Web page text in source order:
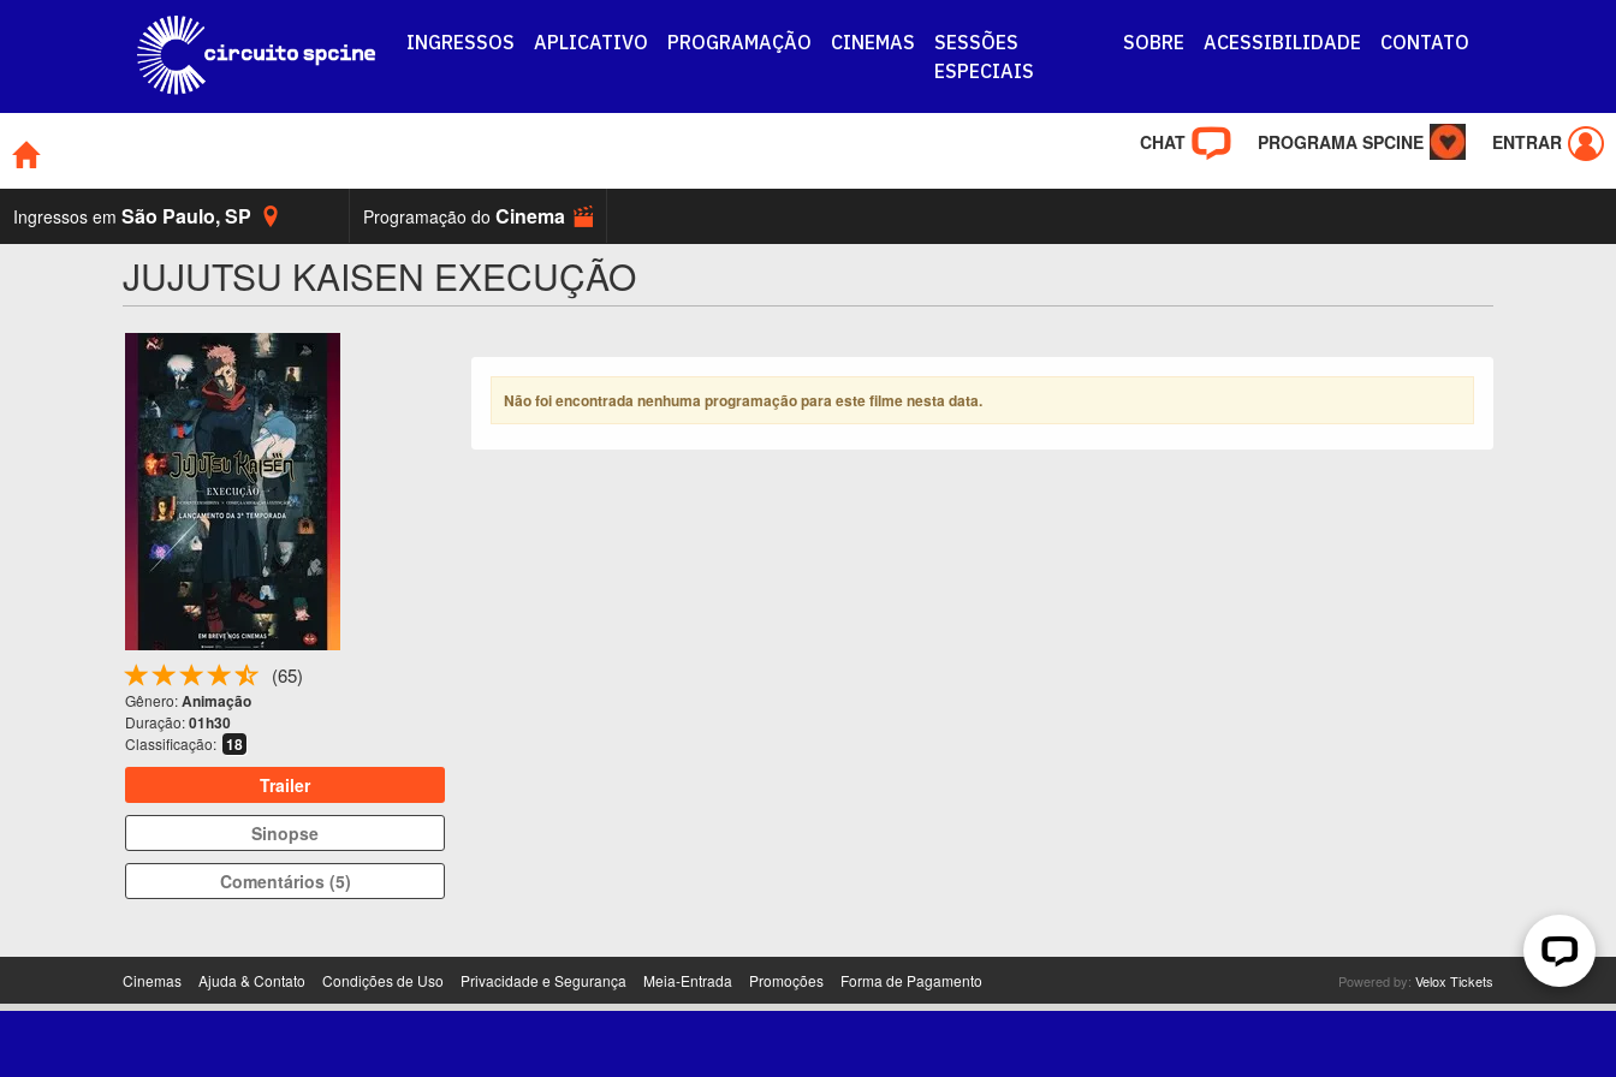
INGRESSOS APLICATIVO PROGRAMAÇÃO CINEMAS
SESSÕES
ESPECIAIS
SOBRE ACESSIBILIDADE CONTATO